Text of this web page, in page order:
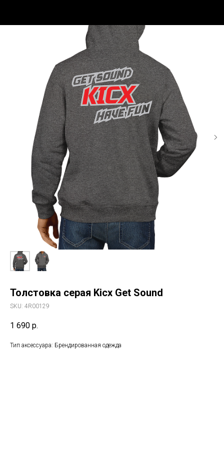
Толстовка серая Kicx Get Sound
SKU: 4R00129
1 690 р.
Тип аксессуара: Брендированная одежда